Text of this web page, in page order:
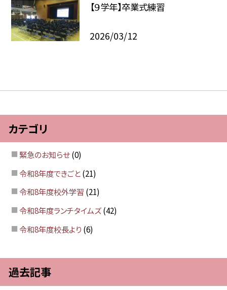
【９学年】卒業式練習
2026/03/12
カテゴリ
緊急のお知らせ (0)
令和8年度できごと (21)
令和8年度校外学習 (21)
令和8年度ランチタイムズ (42)
令和8年度校長より (6)
過去記事